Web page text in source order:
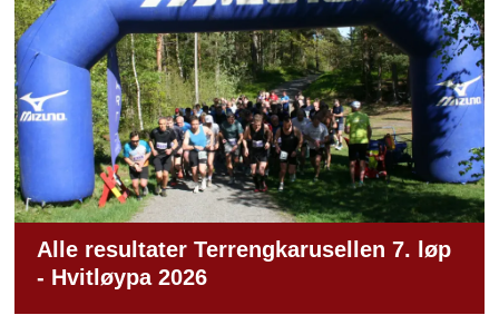
Alle resultater Terrengkarusellen 7. løp
- Hvitløypa 2026